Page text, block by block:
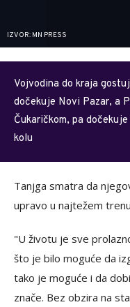
IZVOR: MN PRESS
Vojvodina do kraja
dočekuje Novi Pazar, a
Čukaričkom, pa
kolu
Tanjga smatra da
upravo u najtežem
"U životu je sve
što je bilo moguće da
tako je moguće i da
znače. Bez obzira na